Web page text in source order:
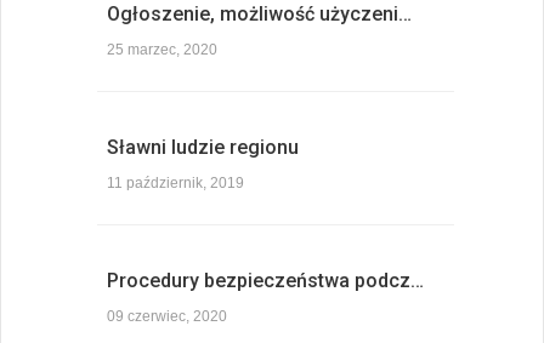
Ogłoszenie, możliwość użyczeni…
25 marzec, 2020
Sławni ludzie regionu
11 październik, 2019
Procedury bezpieczeństwa podcz…
09 czerwiec, 2020